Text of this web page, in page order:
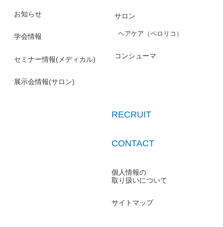
お知らせ
学会情報
セミナー情報(メディカル)
展示会情報(サロン)
サロン
ヘアケア（ペロリコ）
コンシューマ
RECRUIT
CONTACT
個人情報の
取り扱いについて
サイトマップ